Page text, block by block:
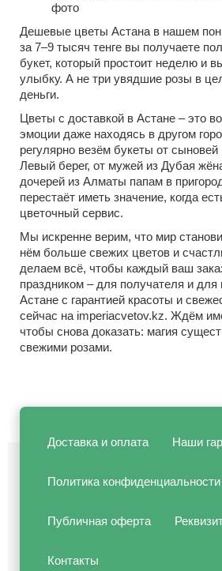
фото
Дешевые цветы Астана в нашем
за 7–9 тысяч тенге вы получаете
букет, который простоит неделю и
улыбку. А не три увядшие розы в
деньги.
Цветы с доставкой в Астане – это
эмоции даже находясь в другом
регулярно везём букеты от
Левый берег, от мужей из Дубая
дочерей из Алматы папам в
перестаёт иметь значение, когда
цветочный сервис.
Мы искренне верим, что мир
нём больше свежих цветов и
делаем всё, чтобы каждый ваш
праздником – для получателя и
Астане с гарантией красоты и
сейчас на imperiacvetov.kz. Ждём
чтобы снова доказать: магия
свежими розами.
Доставка и оплата Наши
Политика конфиденциальности
Публичная оферта
Контакты